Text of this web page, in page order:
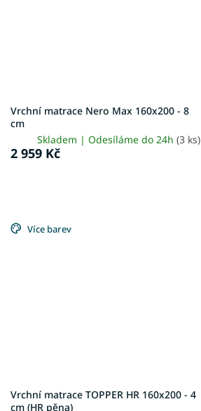
Vrchní matrace Nero Max 160x200 - 8
cm
Skladem | Odesíláme do 24h (3 ks)
2 959 Kč
Více barev
Vrchní matrace TOPPER HR 160x200 - 4
cm (HR pěna)